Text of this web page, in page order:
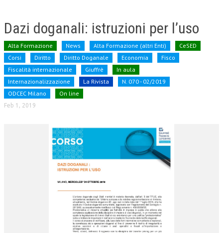
COSTITUZIONALE
CIVILE
TRIBUTARIA
PENALE
NEWS
CORSI ENTI TERZI
PUBBLICAZIONI
BOLLETTINO FINANZIAMENTI
Dazi doganali: istruzioni per l’uso
Alta Formazione News Alta Formazione (altri Enti)
CeSED
Corsi
Diritto Diritto Doganale Economia
Fisco
Fiscalità internazionale
Giuffrè
In aula
Internazionalizzazione
La Rivista
N. 070 - 02/2019
ODCEC Milano
On line
Feb 1, 2019